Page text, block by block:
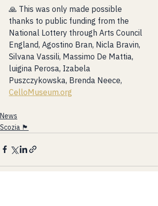
🙏 This was only made possible
thanks to public funding from the
National Lottery through Arts Council
England, Agostino Bran, Nicla Bravin,
Silvana Vassili, Massimo De Mattia,
luigina Perosa, Izabela
Puszczykowska, Brenda Neece,
CelloMuseum.org
News
Scozia 🏴󠁧󠁢󠁳󠁣󠁴󠁿